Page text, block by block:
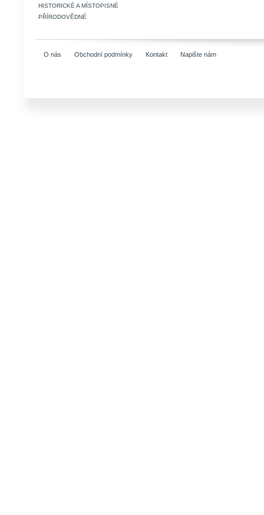
HISTORICKÉ A MÍSTOPISNÉ
PŘÍRODOVĚDNÉ
O nás Obchodní podmínky Kontakt Napište nám